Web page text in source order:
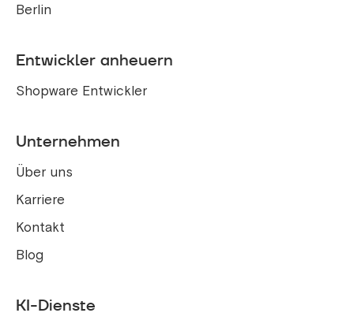
Berlin
Entwickler anheuern
Shopware Entwickler
Unternehmen
Über uns
Karriere
Kontakt
Blog
KI-Dienste